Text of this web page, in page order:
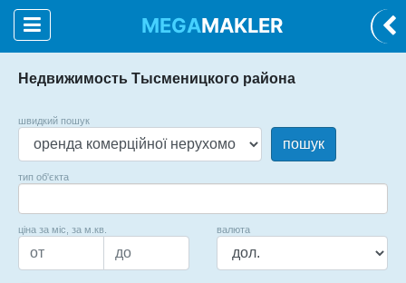
MEGAMAKLER
Недвижимость Тысменицкого района
швидкий пошук
пошук
тип об'єкта
ціна за міс, за м.кв. валюта